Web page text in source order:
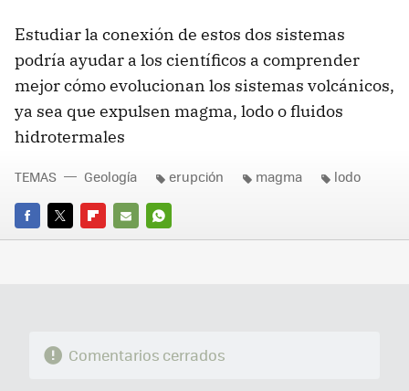
Estudiar la conexión de estos dos sistemas
podría ayudar a los científicos a comprender
mejor cómo evolucionan los sistemas volcánicos,
ya sea que expulsen magma, lodo o fluidos
hidrotermales
FACEBOOK
TWITTERFLIPBOARD
E-
WHATSAPP
TEMAS Geología erupción magma lodo
Comentarios cerrados